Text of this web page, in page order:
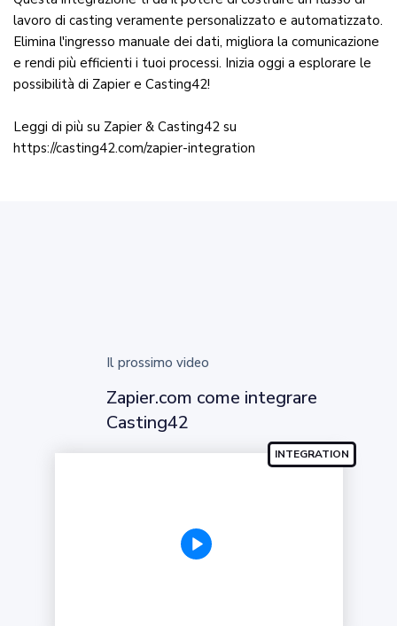
lavoro di casting veramente personalizzato e automatizzato.
Elimina l'ingresso manuale dei dati, migliora la comunicazione
e rendi più efficienti i tuoi processi. Inizia oggi a esplorare le
possibilità di Zapier e Casting42!
Leggi di più su Zapier & Casting42 su
https://casting42.com/zapier-integration
Il prossimo video
Zapier.com come integrare
Casting42